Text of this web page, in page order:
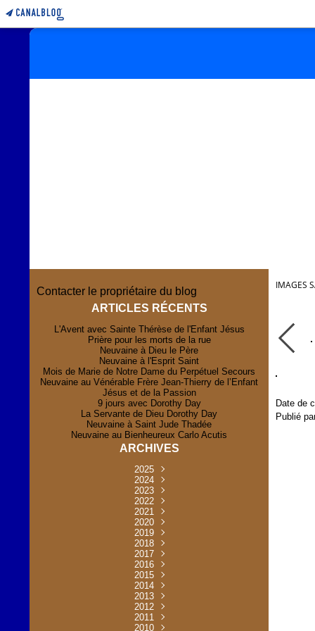
Contacter le propriétaire du blog
ARTICLES RÉCENTS
L'Avent avec Sainte Thérèse de l'Enfant Jésus
Prière pour les morts de la rue
Neuvaine à Dieu le Père
Neuvaine à l'Esprit Saint
Mois de Marie de Notre Dame du Perpétuel Secours
Neuvaine au Vénérable Frère Jean-Thierry de l’Enfant
Jésus et de la Passion
9 jours avec Dorothy Day
La Servante de Dieu Dorothy Day
Neuvaine à Saint Jude Thadée
Neuvaine au Bienheureux Carlo Acutis
ARCHIVES
2025
Novembre
Juillet(1)
Mai
(1)
Avril
(1)
Janvier(1)
2024
Novembre
Octobre
Août
(1)
Mai
(8)
Avril
(2)
Mars
(1)
Février(1)
Janvier(2)
2023
Décembre
Novembre
Octobre
Juin
(29)
Mai (31)
Avril
(2)
2022
Décembre
Novembre
Octobre
Août
(33)
Juillet
(32)
Juin
(1)
Mai (35)
Avril
(31)
Mars
(32)
Février(2)
Janvier(30)
2021
Décembre
Novembre
Octobre(30)
Septembre
Août
(30)
Juillet(2)
Mai (30)
Avril
(3)
2020
Décembre
Novembre
Octobre(17)
Septembre
Mai (30)
Avril
(13)
Mars
(1)
2019
Octobre
Mai (30)
Avril
(5)
Mars
(31)
Février(3)
2018
Décembre
Novembre
Octobre
Août
(2)
Juin
(5)
Mai (30)
Avril
(31)
Mars
(3)
2017
Décembre
Novembre
Octobre
Août
(30)
Juillet
(33)
Juin
(4)
Mai (32)
2016
Décembre
Novembre
Octobre
Septembre
Août
(2)
Juin
(4)
2015
Décembre
Novembre
Octobre
Septembre
Août
(4)
2014
Septembre
Août
(3)
Juillet(6)
Juin
(31)
2013
Décembre
Novembre
Octobre
2012
Décembre
Novembre
2011
Décembre
2010
IMAGES
Date de
Publié